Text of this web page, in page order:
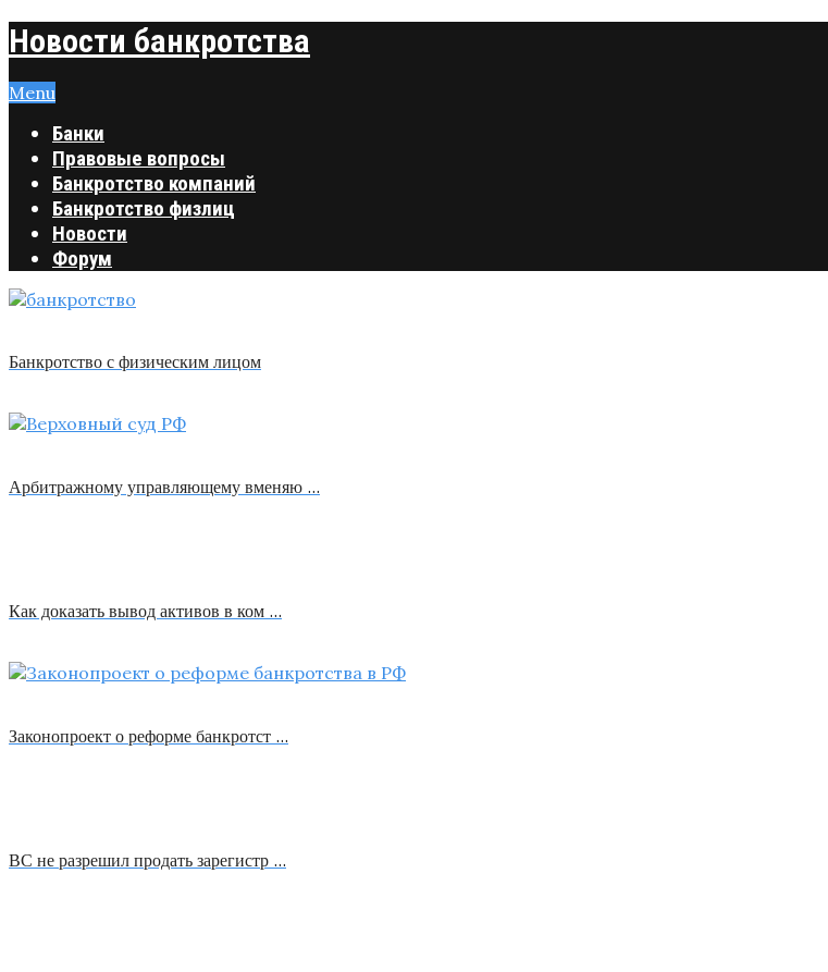
Новости банкротства
Menu
Банки
Правовые вопросы
Банкротство компаний
Банкротство физлиц
Новости
Форум
Банкротство с физическим лицом
Арбитражному управляющему вменяю …
Как доказать вывод активов в ком …
Законопроект о реформе банкротст …
ВС не разрешил продать зарегистр …